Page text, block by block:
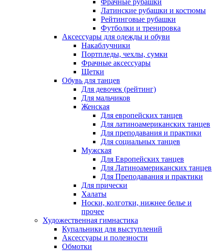
Латинские рубашки и костюмы
Рейтинговые рубашки
Футболки и тренировка
Аксессуары для одежды и обуви
Накаблучники
Портпледы, чехлы, сумки
Фрачные аксессуары
Щетки
Обувь для танцев
Для девочек (рейтинг)
Для мальчиков
Женская
Для европейских танцев
Для латиноамериканских танцев
Для преподавания и практики
Для социальных танцев
Мужская
Для Европейских танцев
Для Латиноамериканских танцев
Для Преподавания и практики
Для прически
Халаты
Носки, колготки, нижнее белье и
прочее
Художественная гимнастика
Купальники для выступлений
Аксессуары и полезности
Обмотки